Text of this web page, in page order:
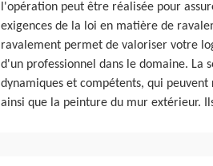
l'opération peut être réalisée pour
exigences de la loi en matière de
ravalement permet de valoriser votre
d'un professionnel dans le domaine. La
dynamiques et compétents, qui
ainsi que la peinture du mur extérieur.